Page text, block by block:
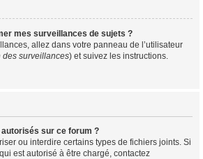
mes surveillances de sujets ?
allez dans votre panneau de l’utilisateur
des surveillances) et suivez les instructions.
sur ce forum ?
ou interdire certains types de fichiers joints. Si
est autorisé à être chargé, contactez